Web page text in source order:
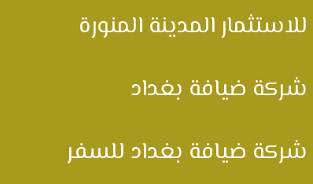
للاستثمار المدينة المنورة
شركة ضيافة بغداد
شركة ضيافة بغداد للسفر